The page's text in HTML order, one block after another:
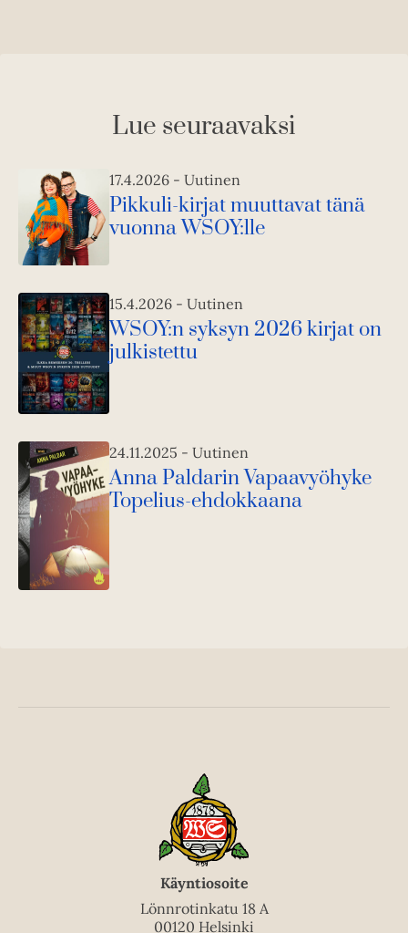
Lue seuraavaksi
17.4.2026 - Uutinen
Pikkuli-kirjat muuttavat tänä
vuonna WSOY:lle
15.4.2026 - Uutinen
WSOY:n syksyn 2026 kirjat on
julkistettu
24.11.2025 - Uutinen
Anna Paldarin Vapaavyöhyke
Topelius-ehdokkaana
Käyntiosoite
Lönnrotinkatu 18 A
00120 Helsinki